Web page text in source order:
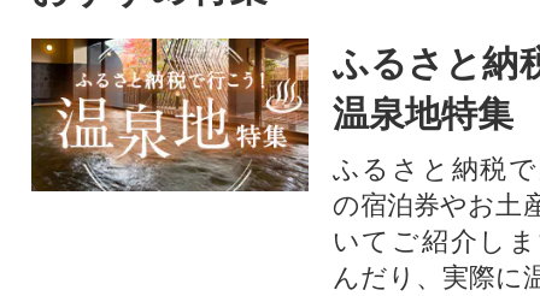
ふるさと納
温泉地特集
ふるさと納税
の宿泊券やお土
いてご紹介し
んだり、実際に